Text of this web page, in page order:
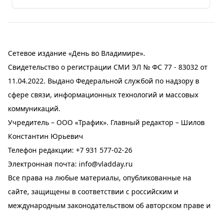
Сетевое издание «День во Владимире».
Свидетельство о регистрации СМИ ЭЛ № ФС 77 - 83032 от
11.04.2022. Выдано Федеральной службой по надзору в
сфере связи, информационных технологий и массовых
коммуникаций.
Учредитель – ООО «Трафик». Главный редактор – Шилов
Константин Юрьевич
Телефон редакции: +7 931 577-02-26
Электронная почта: info@vladday.ru
Все права на любые материалы, опубликованные на
сайте, защищены в соответствии с российским и
международным законодательством об авторском праве и